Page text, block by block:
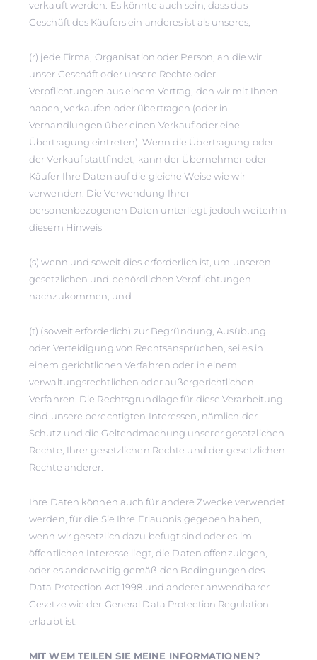
verkauft werden. Es könnte auch sein, dass das
Geschäft des Käufers ein anderes ist als unseres;
(r) jede Firma, Organisation oder Person, an die wir
unser Geschäft oder unsere Rechte oder
Verpflichtungen aus einem Vertrag, den wir mit Ihnen
haben, verkaufen oder übertragen (oder in
Verhandlungen über einen Verkauf oder eine
Übertragung eintreten). Wenn die Übertragung oder
der Verkauf stattfindet, kann der Übernehmer oder
Käufer Ihre Daten auf die gleiche Weise wie wir
verwenden. Die Verwendung Ihrer
personenbezogenen Daten unterliegt jedoch weiterhin
diesem Hinweis
(s) wenn und soweit dies erforderlich ist, um unseren
gesetzlichen und behördlichen Verpflichtungen
nachzukommen; und
(t) (soweit erforderlich) zur Begründung, Ausübung
oder Verteidigung von Rechtsansprüchen, sei es in
einem gerichtlichen Verfahren oder in einem
verwaltungsrechtlichen oder außergerichtlichen
Verfahren. Die Rechtsgrundlage für diese Verarbeitung
sind unsere berechtigten Interessen, nämlich der
Schutz und die Geltendmachung unserer gesetzlichen
Rechte, Ihrer gesetzlichen Rechte und der gesetzlichen
Rechte anderer.
Ihre Daten können auch für andere Zwecke verwendet
werden, für die Sie Ihre Erlaubnis gegeben haben,
wenn wir gesetzlich dazu befugt sind oder es im
öffentlichen Interesse liegt, die Daten offenzulegen,
oder es anderweitig gemäß den Bedingungen des
Data Protection Act 1998 und anderer anwendbarer
Gesetze wie der General Data Protection Regulation
erlaubt ist.
MIT WEM TEILEN SIE MEINE INFORMATIONEN?